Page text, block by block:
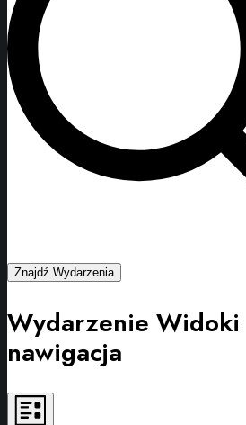
Znajdź Wydarzenia
Wydarzenie Widoki
nawigacja